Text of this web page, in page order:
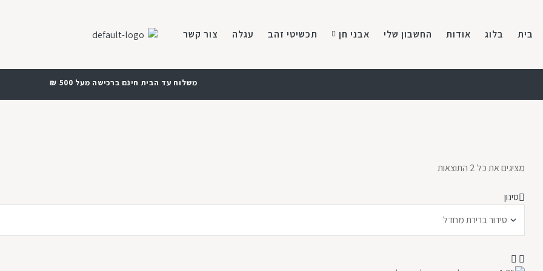
בית בלוג אודות החשבון שלי אבני חן תכשיטי זהב עגלה צור קשר
משלוח עד הבית חינם ברכישה מעל 500 ₪
מציגים את כל ⁦2⁩ התוצאות
סינון